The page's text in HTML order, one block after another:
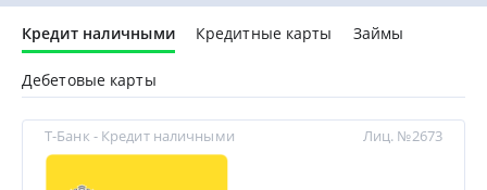
Кредит наличными Кредитные карты Займы
Дебетовые карты
Т-Банк - Кредит наличными Лиц. №2673